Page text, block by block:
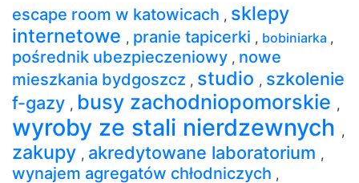
escape room w katowicach , sklepy
internetowe , pranie tapicerki , bobiniarka ,
pośrednik ubezpieczeniowy , nowe
mieszkania bydgoszcz , studio , szkolenie
f-gazy , busy zachodniopomorskie ,
wyroby ze stali nierdzewnych ,
zakupy , akredytowane laboratorium ,
wynajem agregatów chłodniczych ,